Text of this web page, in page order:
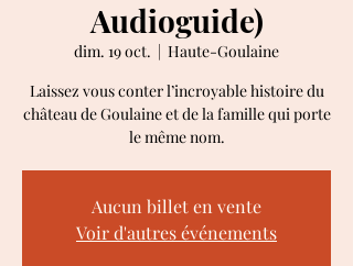
Audioguide)
dim. 19 oct.
  |
Haute-Goulaine
Laissez vous conter l’incroyable histoire du
château de Goulaine et de la famille qui porte
le même nom.
Aucun billet en vente
Voir d'autres événements